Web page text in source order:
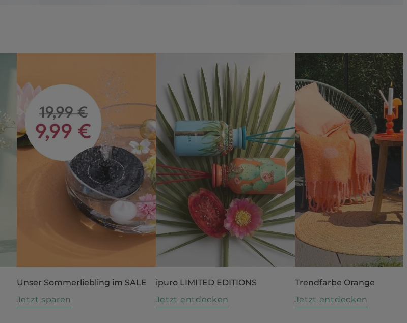
Unser Sommerliebling im SALE
Jetzt sparen
ipuro LIMITED EDITIONS
Jetzt entdecken
Trendfarbe Orange
Jetzt entdecken